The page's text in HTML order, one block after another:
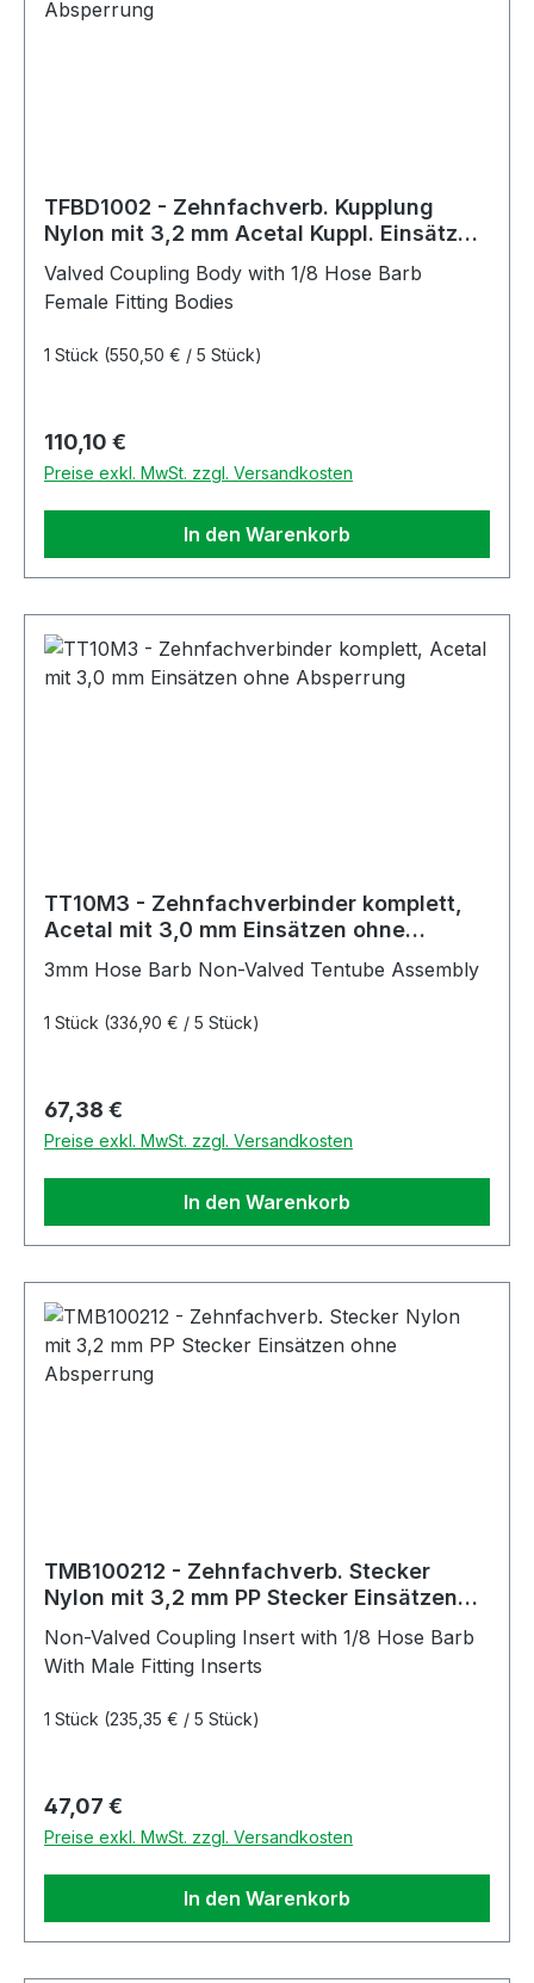
TFBD1002 - Zehnfachverb. Kupplung
Nylon mit 3,2 mm Acetal Kuppl. Einsätzen
Valved Coupling Body with 1/8 Hose Barb
Female Fitting Bodies
1 Stück (550,50 € / 5 Stück)
Regulärer Preis:
110,10 €
Preise exkl. MwSt. zzgl. Versandkosten
In den Warenkorb
TT10M3 - Zehnfachverbinder komplett,
Acetal mit 3,0 mm Einsätzen ohne
3mm Hose Barb Non-Valved Tentube Assembly
1 Stück (336,90 € / 5 Stück)
Regulärer Preis:
67,38 €
Preise exkl. MwSt. zzgl. Versandkosten
In den Warenkorb
TMB100212 - Zehnfachverb. Stecker
Nylon mit 3,2 mm PP Stecker Einsätzen
Non-Valved Coupling Insert with 1/8 Hose Barb
With Male Fitting Inserts
1 Stück (235,35 € / 5 Stück)
Regulärer Preis:
47,07 €
Preise exkl. MwSt. zzgl. Versandkosten
In den Warenkorb